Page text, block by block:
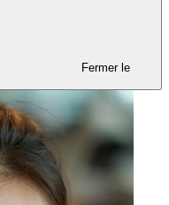
Fermer le